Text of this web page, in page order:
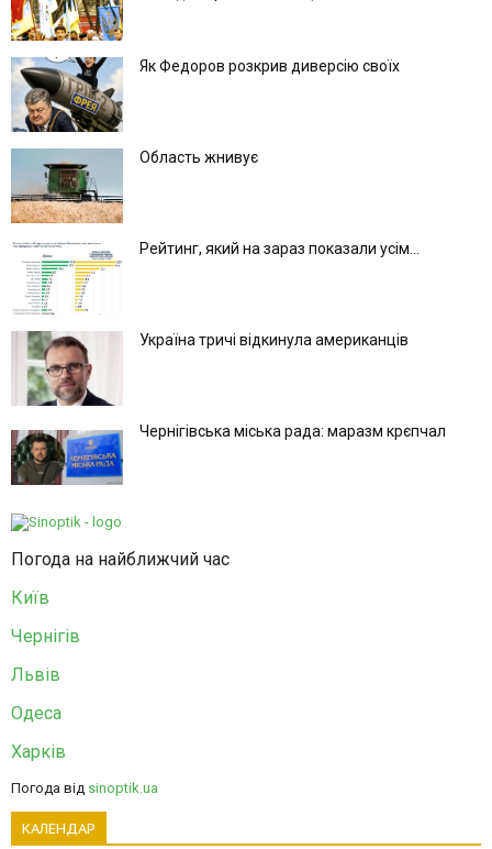
Як Федоров розкрив диверсію своїх
Область жнивує
Рейтинг, який на зараз показали усім...
Україна тричі відкинула американців
Чернігівська міська рада: маразм крєпчал
Погода на найближчий час
Київ
Чернігів
Львів
Одеса
Харків
Погода від sinoptik.ua
КАЛЕНДАР